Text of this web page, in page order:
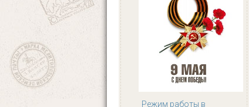
Режим работы в